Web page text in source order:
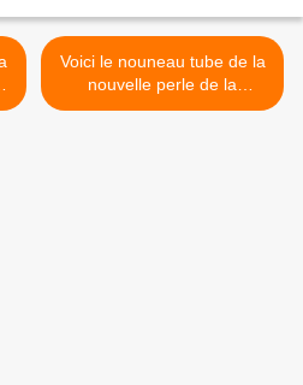
Voici le nouneau tube de la
nouvelle perle de la
musique congolaise ISSO